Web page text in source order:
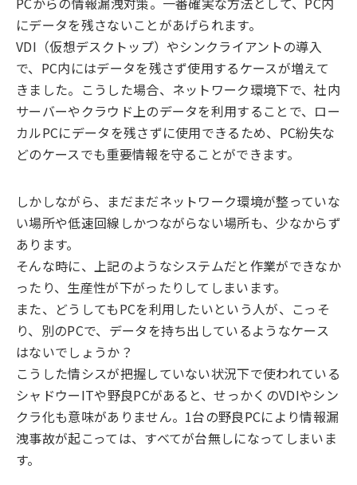
にデータを残さないことがあげられます。
VDI（仮想デスクトップ）やシンクライアントの導入
で、PC内にはデータを残さず使用するケースが増えて
きました。こうした場合、ネットワーク環境下で、社内
サーバーやクラウド上のデータを利用することで、ロー
カルPCにデータを残さずに使用できるため、PC紛失な
どのケースでも重要情報を守ることができます。
しかしながら、まだまだネットワーク環境が整っていな
い場所や低速回線しかつながらない場所も、少なからず
あります。
そんな時に、上記のようなシステムだと作業ができなか
ったり、生産性が下がったりしてしまいます。
また、どうしてもPCを利用したいという人が、こっそ
り、別のPCで、データを持ち出しているようなケース
はないでしょうか？
こうした情シスが把握していない状況下で使われている
シャドウーITや野良PCがあると、せっかくのVDIやシン
クラ化も意味がありません。1台の野良PCにより情報漏
洩事故が起こっては、すべてが台無しになってしまいま
す。